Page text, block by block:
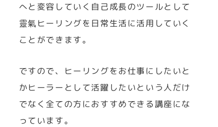
へと変容していく自己成長のツールとして
靈氣ヒーリングを日常生活に活用していく
ことができます。
ですので、ヒーリングをお仕事にしたいと
かヒーラーとして活躍したいという人だけ
でなく全ての方におすすめできる講座にな
っています。